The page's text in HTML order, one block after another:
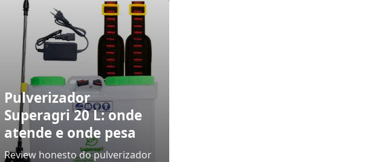
Pulverizador
Superagri 20 L: onde
atende e onde pesa
Review honesto do pulverizador